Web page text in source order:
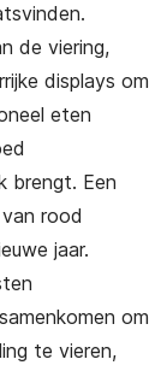
de viering,
displays om
eten
brengt. Een
rood
jaar.
om
te vieren,